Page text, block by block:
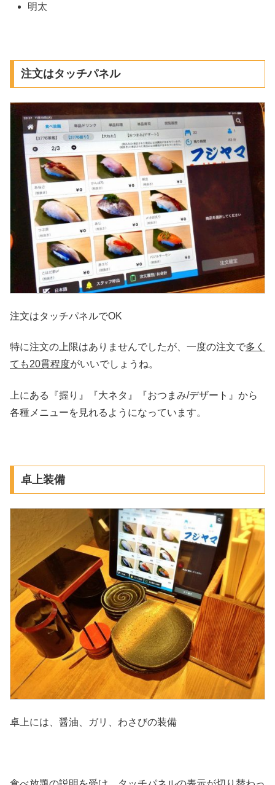
明太
注文はタッチパネル
注文はタッチパネルでOK
特に注文の上限はありませんでしたが、一度の注文で多く
ても20貫程度がいいでしょうね。
上にある『握り』『大ネタ』『おつまみ/デザート』から
各種メニューを見れるようになっています。
卓上装備
卓上には、醤油、ガリ、わさびの装備